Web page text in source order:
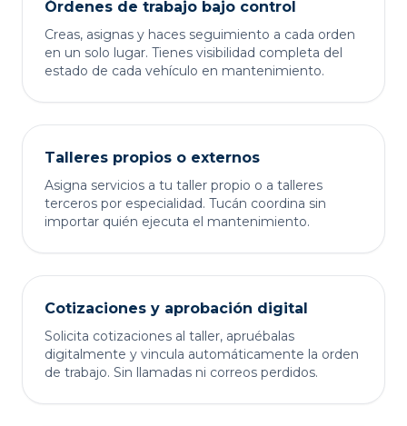
Órdenes de trabajo bajo control
Creas, asignas y haces seguimiento a cada orden
en un solo lugar. Tienes visibilidad completa del
estado de cada vehículo en mantenimiento.
Talleres propios o externos
Asigna servicios a tu taller propio o a talleres
terceros por especialidad. Tucán coordina sin
importar quién ejecuta el mantenimiento.
Cotizaciones y aprobación digital
Solicita cotizaciones al taller, apruébalas
digitalmente y vincula automáticamente la orden
de trabajo. Sin llamadas ni correos perdidos.